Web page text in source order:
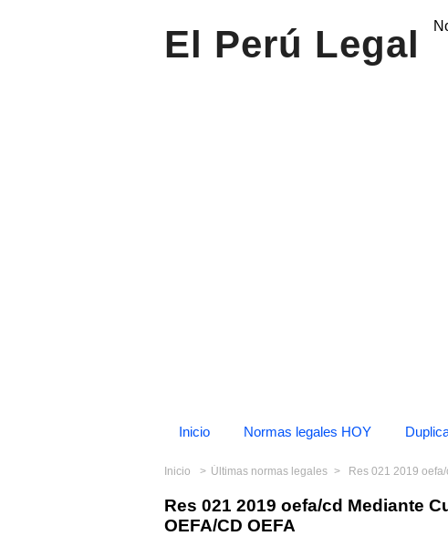
El Perú Legal
Inicio Normas legales HOY
Inicio Últimas normas legales Res 021 2019
Res 021 2019 oefa/cd Mediante
OEFA/CD OEFA